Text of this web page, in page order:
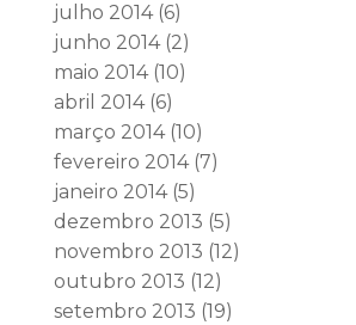
julho 2014(6)
junho 2014(2)
maio 2014(10)
abril 2014(6)
março 2014(10)
fevereiro 2014(7)
janeiro 2014(5)
dezembro 2013 (5)
novembro 2013 (12)
outubro 2013 (12)
setembro 2013 (19)